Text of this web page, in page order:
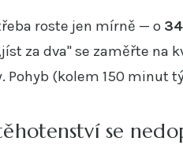
roste jen mírně — o
za dva" se zaměřte na
Pohyb (kolem 150 minut
se